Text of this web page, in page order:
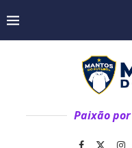
Paixão